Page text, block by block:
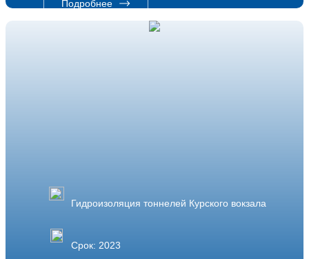
Подробнее
Гидроизоляция тоннелей Курского вокзала
Срок: 2023